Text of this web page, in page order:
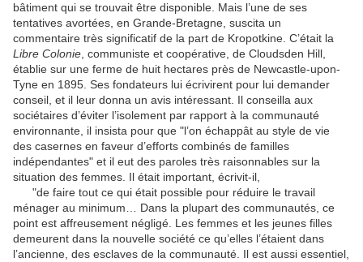
bâtiment qui se trouvait être disponible. Mais l’une de ses
tentatives avortées, en Grande-Bretagne, suscita un
commentaire très significatif de la part de Kropotkine. C’était la
Libre Colonie , communiste et coopérative, de Cloudsden Hill,
établie sur une ferme de huit hectares près de Newcastle-upon-
Tyne en 1895. Ses fondateurs lui écrivirent pour lui demander
conseil, et il leur donna un avis intéressant. Il conseilla aux
sociétaires d’éviter l’isolement par rapport à la communauté
environnante, il insista pour que "l’on échappât au style de vie
des casernes en faveur d’efforts combinés de familles
indépendantes" et il eut des paroles très raisonnables sur la
situation des femmes. Il était important, écrivit-il,
"de faire tout ce qui était possible pour réduire le travail
ménager au minimum… Dans la plupart des communautés, ce
point est affreusement négligé. Les femmes et les jeunes filles
demeurent dans la nouvelle société ce qu’elles l’étaient dans
l’ancienne, des esclaves de la communauté. Il est aussi essentiel,